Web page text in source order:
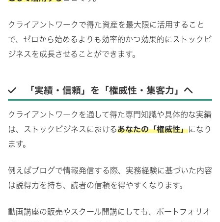
クライアントワークで得た資産を最大限に活用すること
で、ゼロから始めるよりも効率的かつ効果的にストックビ
ジネスを成長させることができます。
「実績・信頼」を「権威性・集客力」へ
クライアントワークを通して得た専門知識や具体的な実績
は、ストックビジネスにおけるあなたの「権威性」になり
ます。
例えばブログで情報発信する際、実務経験に基づいた内容
は説得力を持ち、読者の信頼を得やすくなります。
動画講座の販売やスクール開講にしても、ポートフォリオ